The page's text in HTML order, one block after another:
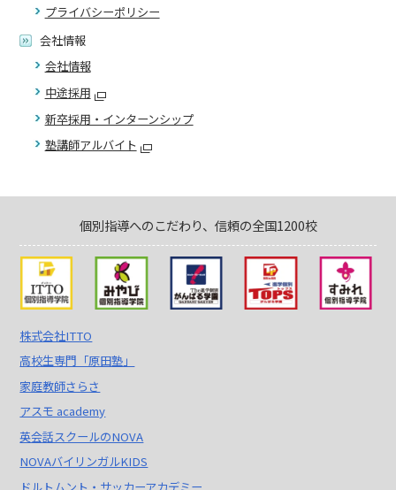
プライバシーポリシー
会社情報
会社情報
中途採用
新卒採用・インターンシップ
塾講師アルバイト
個別指導へのこだわり、信頼の全国1200校
株式会社ITTO
高校生専門「原田塾」
家庭教師さらさ
アスモ academy
英会話スクールのNOVA
NOVAバイリンガルKIDS